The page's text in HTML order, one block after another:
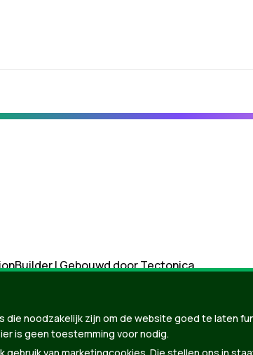
| Gebouwd doorTectonica
noodzakelijk zijn om de website goed te laten
is geen toestemming voor nodig.